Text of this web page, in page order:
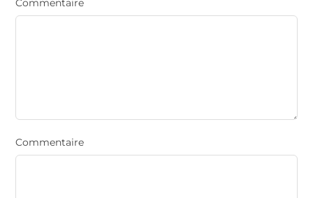
Commentaire
Commentaire